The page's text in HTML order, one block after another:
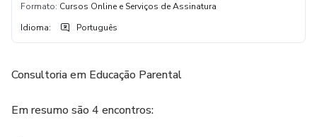
Formato: Cursos Online e Serviços de Assinatura
Idioma: Português
Consultoria em Educação Parental
Em resumo são 4 encontros: